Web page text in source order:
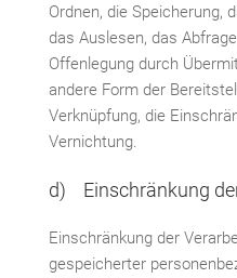
Ordnen, die Speicherung,
das Auslesen, das
Offenlegung durch
andere Form der
Verknüpfung, die
Vernichtung.
d) Einschränkung
Einschränkung der
gespeicherter